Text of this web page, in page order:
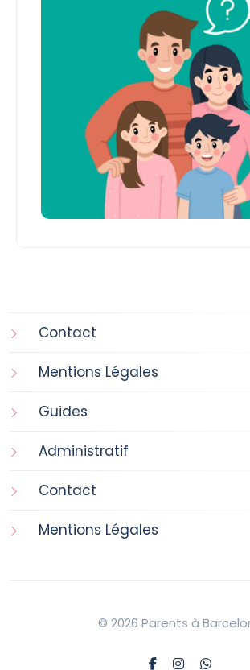
Contact
Mentions Légales
Guides
Administratif
Contact
Mentions Légales
© 2026 Parents à